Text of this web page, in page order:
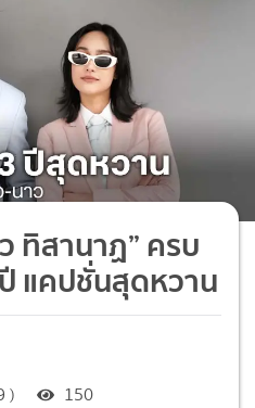
ทิสานาฏ” ครบ
แคปชั่นสุดหวาน
) 150